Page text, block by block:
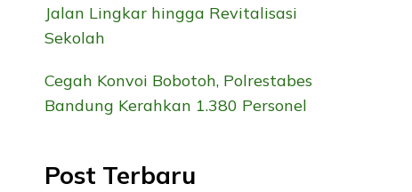
Jalan Lingkar hingga Revitalisasi
Sekolah
Cegah Konvoi Bobotoh, Polrestabes
Bandung Kerahkan 1.380 Personel
Post Terbaru